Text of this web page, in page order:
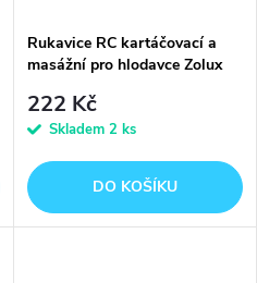
Rukavice RC kartáčovací a
masážní pro hlodavce Zolux
222 Kč
Skladem 2 ks
DO KOŠÍKU